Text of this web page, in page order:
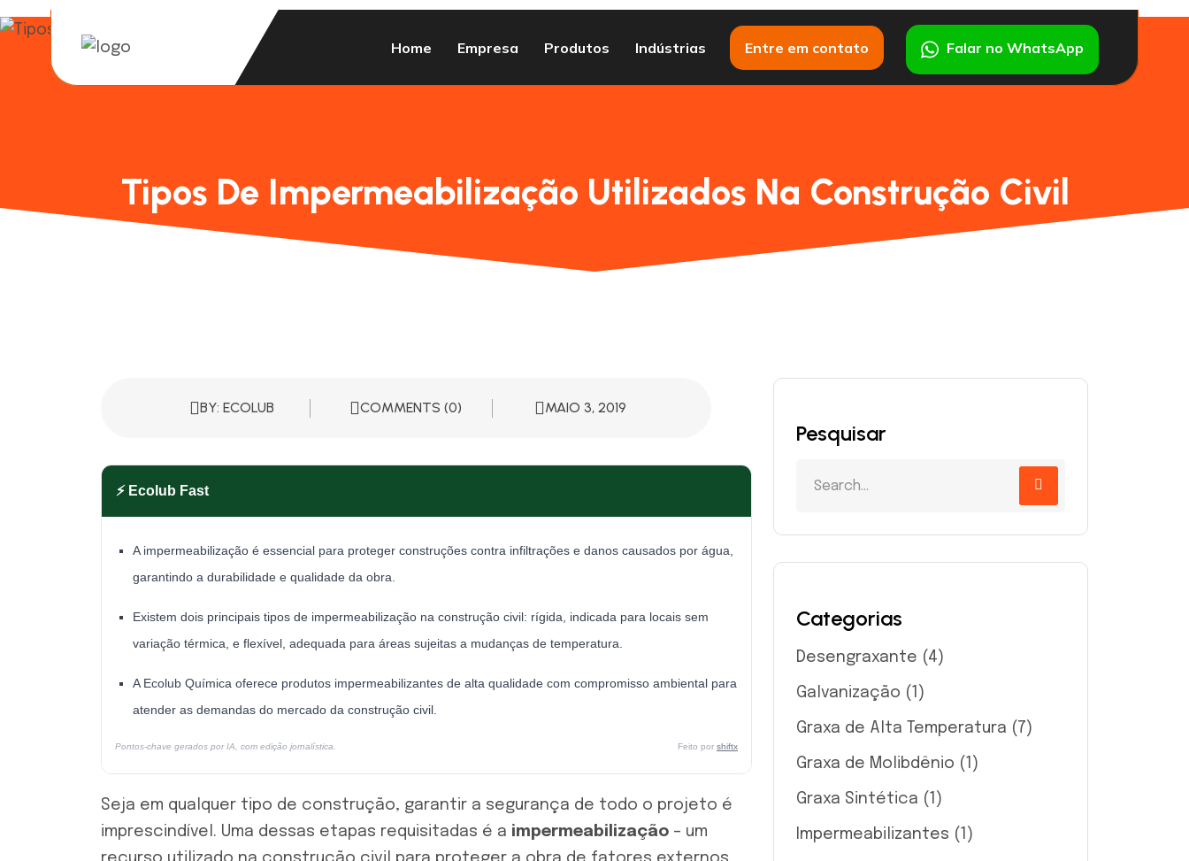
Home Empresa Produtos Indústrias Entre em contato Falar no WhatsApp
Tipos De Impermeabilização Utilizados Na Construção Civil
BY: ECOLUB COMMENTS (0) MAIO 3, 2019
⚡ Ecolub Fast
A impermeabilização é essencial para proteger construções contra infiltrações e danos causados por água,
garantindo a durabilidade e qualidade da obra.
Existem dois principais tipos de impermeabilização na construção civil: rígida, indicada para locais sem
variação térmica, e flexível, adequada para áreas sujeitas a mudanças de temperatura.
A Ecolub Química oferece produtos impermeabilizantes de alta qualidade com compromisso ambiental para
atender as demandas do mercado da construção civil.
Pontos-chave gerados por IA, com edição jornalística. Feito por shiftx
Seja em qualquer tipo de construção, garantir a segurança de todo o projeto é
imprescindível. Uma dessas etapas requisitadas é a impermeabilização – um
Pesquisar
Categorias
Desengraxante (4)
Galvanização (1)
Graxa de Alta Temperatura (7)
Graxa de Molibdênio (1)
Graxa Sintética (1)
Impermeabilizantes (1)